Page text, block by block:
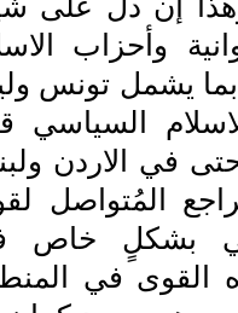
وأحزاب
يشمل تونس
السياسي
في الاردن
المُتواصل
بشكلٍ خاص
القوى في